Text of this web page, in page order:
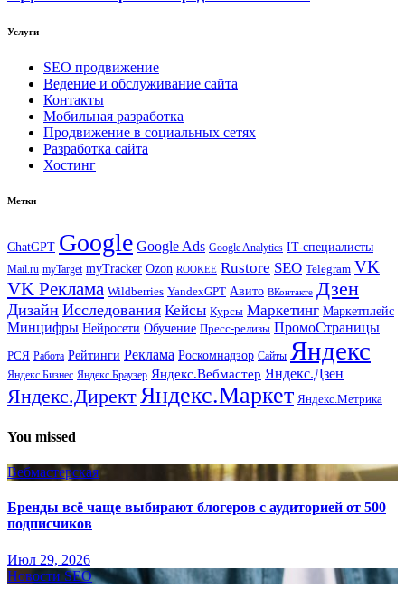
Услуги
SEO продвижение
Ведение и обслуживание сайта
Контакты
Мобильная разработка
Продвижение в социальных сетях
Разработка сайта
Хостинг
Метки
ChatGPT Google Google Ads Google Analytics IT-специалисты
Mail.ru myTarget myTracker Ozon ROOKEE Rustore SEO Telegram VK
VK Реклама Wildberries YandexGPT Авито ВКонтакте Дзен
Дизайн Исследования Кейсы Курсы Маркетинг Маркетплейс
Минцифры Нейросети Обучение Пресс-релизы ПромоСтраницы
РСЯ Работа Рейтинги Реклама Роскомнадзор Сайты Яндекс
Яндекс.Бизнес Яндекс.Браузер Яндекс.Вебмастер Яндекс.Дзен
Яндекс.ДиректЯндекс.Маркет Яндекс.Метрика
You missed
Вебмастерская
Бренды всё чаще выбирают блогеров с аудиторией от 500
подписчиков
Июл 29, 2026
Новости SEO